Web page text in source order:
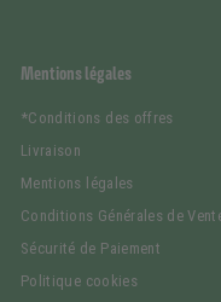
Mentions légales
*Conditions des offres
Livraison
Mentions légales
Conditions Générales de
Sécurité de Paiement
Politique cookies